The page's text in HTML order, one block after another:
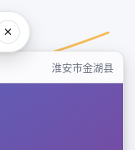
淮安市金湖县